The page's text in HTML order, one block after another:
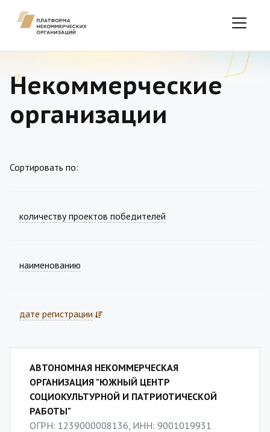
Некоммерческие
организации
Сортировать по:
количеству проектов победителей
наименованию
дате регистрации
АВТОНОМНАЯ НЕКОММЕРЧЕСКАЯ
ОРГАНИЗАЦИЯ "ЮЖНЫЙ ЦЕНТР
СОЦИОКУЛЬТУРНОЙ И ПАТРИОТИЧЕСКОЙ
РАБОТЫ"
ОГРН: 1239000008136, ИНН: 9001019931